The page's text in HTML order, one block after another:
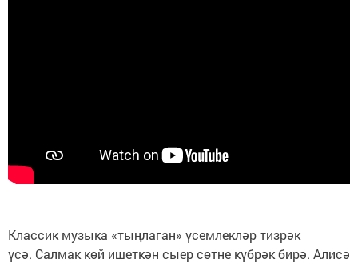
Классик музыка «тыңлаган» үсемлекләр тизрәк
үсә. Салмак көй ишеткән сыер сөтне күбрәк бирә. Алисә